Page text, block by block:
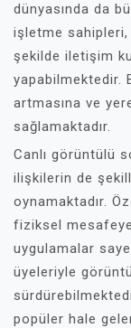
dünyasında da
işletme
şekilde iletişim
yapabilmektedir.
artmasına ve
sağlamaktadır.
Canlı görüntülü
ilişkilerin de
oynamaktadır.
fiziksel
uygulamalar
üyeleriyle
popüler hale